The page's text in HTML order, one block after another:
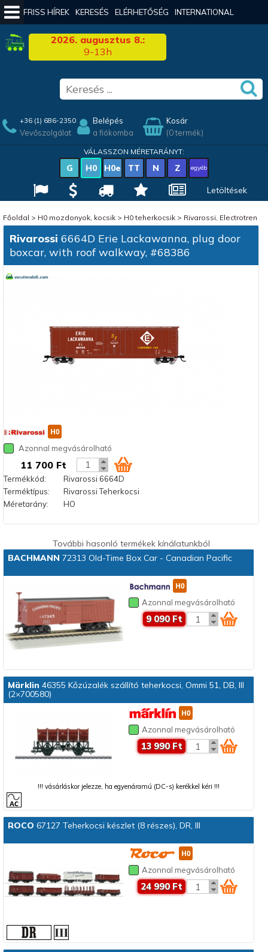
FRISS HÍREK KERESÉS ELÉRHETŐSÉG INTERNATIONAL
2026. augusztus 8.:
9-13h
+36 (1) 686-2350
Vevőszolgálat
Belépés
a fiókomba
Kosár
(0 termék)
VÁLASSZON MÉRETARÁNYT:
G H0 H0e TT N Z egyéb
Letöltések
Főoldal > H0 mozdonyok, kocsik> H0 teherkocsik> Rivarossi, Electrotren
Rivarossi 6664D Erie Lackawanna, plug door
boxcar, with roof walkway, #68386
Azonnal megvásárolható
11 700 Ft
Termékkód:
Rivarossi 6664D
Terméktípus:
Rivarossi Teherkocsi
Méretarány:
HO
További hasonló termékek kínálatunkból
BACHMANN 72313 Old-Time Box Car - Canadian Pacific
Azonnal megvásárolható
9 090 Ft
Märklin 46355 Kőzúzalék szállító teherkocsi, Ommi 51, DB, III
(2×700580)
Azonnal megvásárolható
13 990 Ft
!!! vásárláskor jelezze, ha egyenáramú (DC-s) kerékkel kéri !!!
ROCO 67127 Teherkocsi készlet (8 részes), DR, III
Azonnal megvásárolható
24 990 Ft